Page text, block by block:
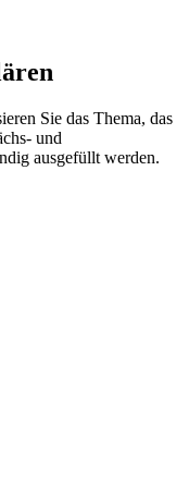
Sie das Thema, das
und
ausgefüllt werden.